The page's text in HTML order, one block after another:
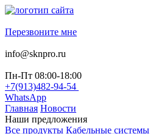
Перезвоните мне
info@sknpro.ru
Пн-Пт 08:00-18:00
+7(913)482-94-54
WhatsApp
Главная Новости
Наши предложения
Все продукты Кабельные системы